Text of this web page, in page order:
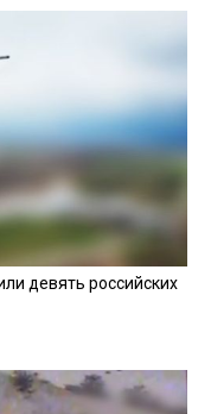
девять российских